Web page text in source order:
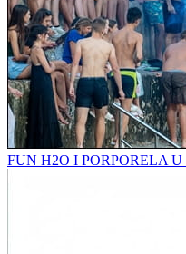
FUN H2O I PORPORELA